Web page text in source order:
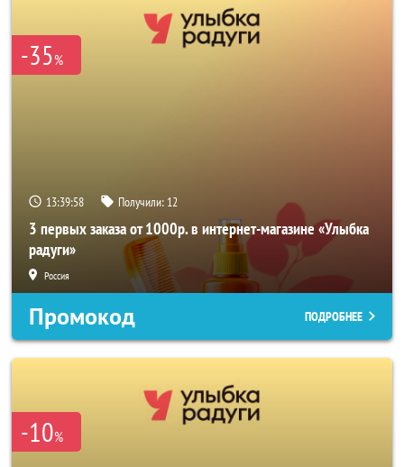
-35%
13:39:56 Получили: 12
3 первых заказа от 1000р. в интернет-магазине «Улыбка
радуги»
Россия
Промокод ПОДРОБНЕЕ
-10%